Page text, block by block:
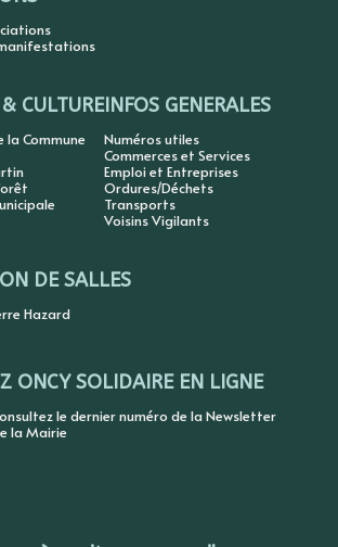
CULTURE
Commune
INFOS GENERALES
Numéros utiles
Commerces et Services
Emploi et Entreprises
Ordures/Déchets
Transports
Voisins Vigilants
DE SALLES
Hazard
ONCY SOLIDAIRE EN LIGNE
le dernier numéro de la Newsletter
la Mairie